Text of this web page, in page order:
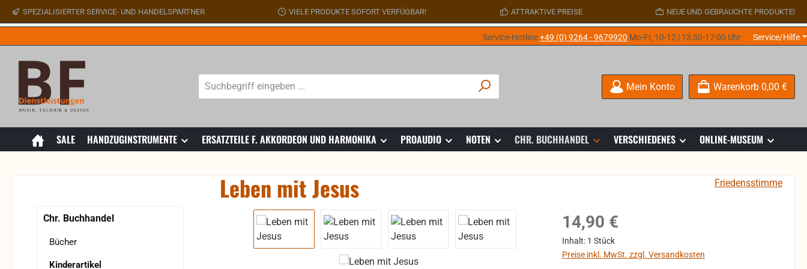
Hauptinhalt springen
Zur Suche springen
Zur Hauptnavigation springen
SPEZIALISIERTER SERVICE- UND HANDELSPARTNER VIELE PRODUKTE SOFORT VERFÜGBAR! ATTRAKTIVE PREISE NEUE UND GEBRAUCHTE PRODUKTE!
Service-Hotline+49 (0) 9264 - 9679920 Mo-Fr, 10-12 | 13:30-17:00 Uhr Service/Hilfe
Mein Konto Warenkorb 0,00 €
SALE HANDZUGINSTRUMENTE ERSATZTEILE F. AKKORDEON UND HARMONIKA PROAUDIO NOTEN CHR. BUCHHANDEL VERSCHIEDENES ONLINE-MUSEUM
Chr. Buchhandel
Bücher
Kinderartikel
Leben mit Jesus Friedensstimme
Bildergalerie überspringen Regulärer Preis:
14,90 €
Inhalt: 1 Stück
Preise inkl. MwSt. zzgl. Versandkosten